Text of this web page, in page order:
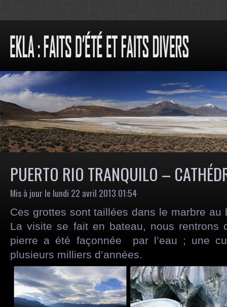
PUERTO RIO TRANQUILO –
Mis à jour le lundi 22 avril 2013 01:54
Ces grottes sont taillées dans le marbre au
La visite se fait en bateau, nous rentrons
pierre a été façonnée par l’eau ; une
plusieurs milliers d’années.